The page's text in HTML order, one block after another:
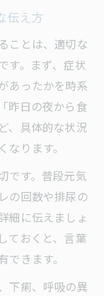
伝え方
ことは、適切な
す。まず、症状
あったかを時系
昨日の夜から食
、具体的な状況
ります。
です。普段元気
の回数や排尿の
細に伝えましょ
ておくと、言葉
きます。
下痢、呼吸の異